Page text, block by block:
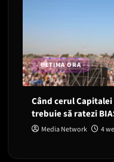
ULTIMA ORA
Când cerul
trebuie să ratezi
Media Network 4